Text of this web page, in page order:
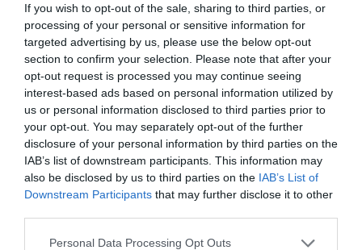
If you wish to opt-out of the sale, sharing to third parties, or
processing of your personal or sensitive information for
targeted advertising by us, please use the below opt-out
section to confirm your selection. Please note that after your
opt-out request is processed you may continue seeing
interest-based ads based on personal information utilized by
us or personal information disclosed to third parties prior to
your opt-out. You may separately opt-out of the further
disclosure of your personal information by third parties on the
IAB’s list of downstream participants. This information may
also be disclosed by us to third parties on the IAB’s List of
Downstream Participants that may further disclose it to other
Please note that this website/app uses one or more Google
Personal Data Processing Opt Outs
χρόνια μετά το ριάλιτι αγάπης (φώτο)
07.08.2026 | 07:16